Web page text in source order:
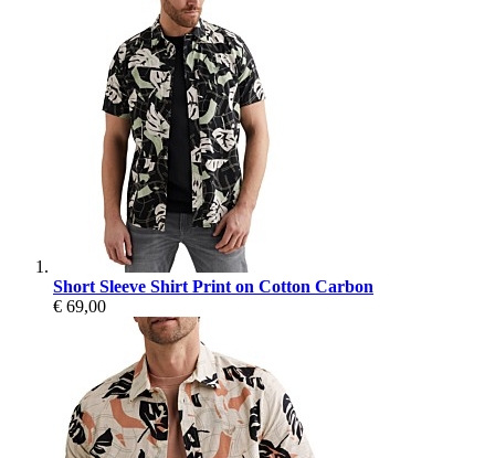
Short Sleeve Shirt Print on Cotton Carbon
€ 69,00